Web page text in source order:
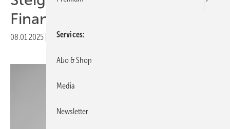
Finanzierungsnachfrage
08.01.2025 Veröffentlicht in
Services
Abo & Shop
Media
Newsletter